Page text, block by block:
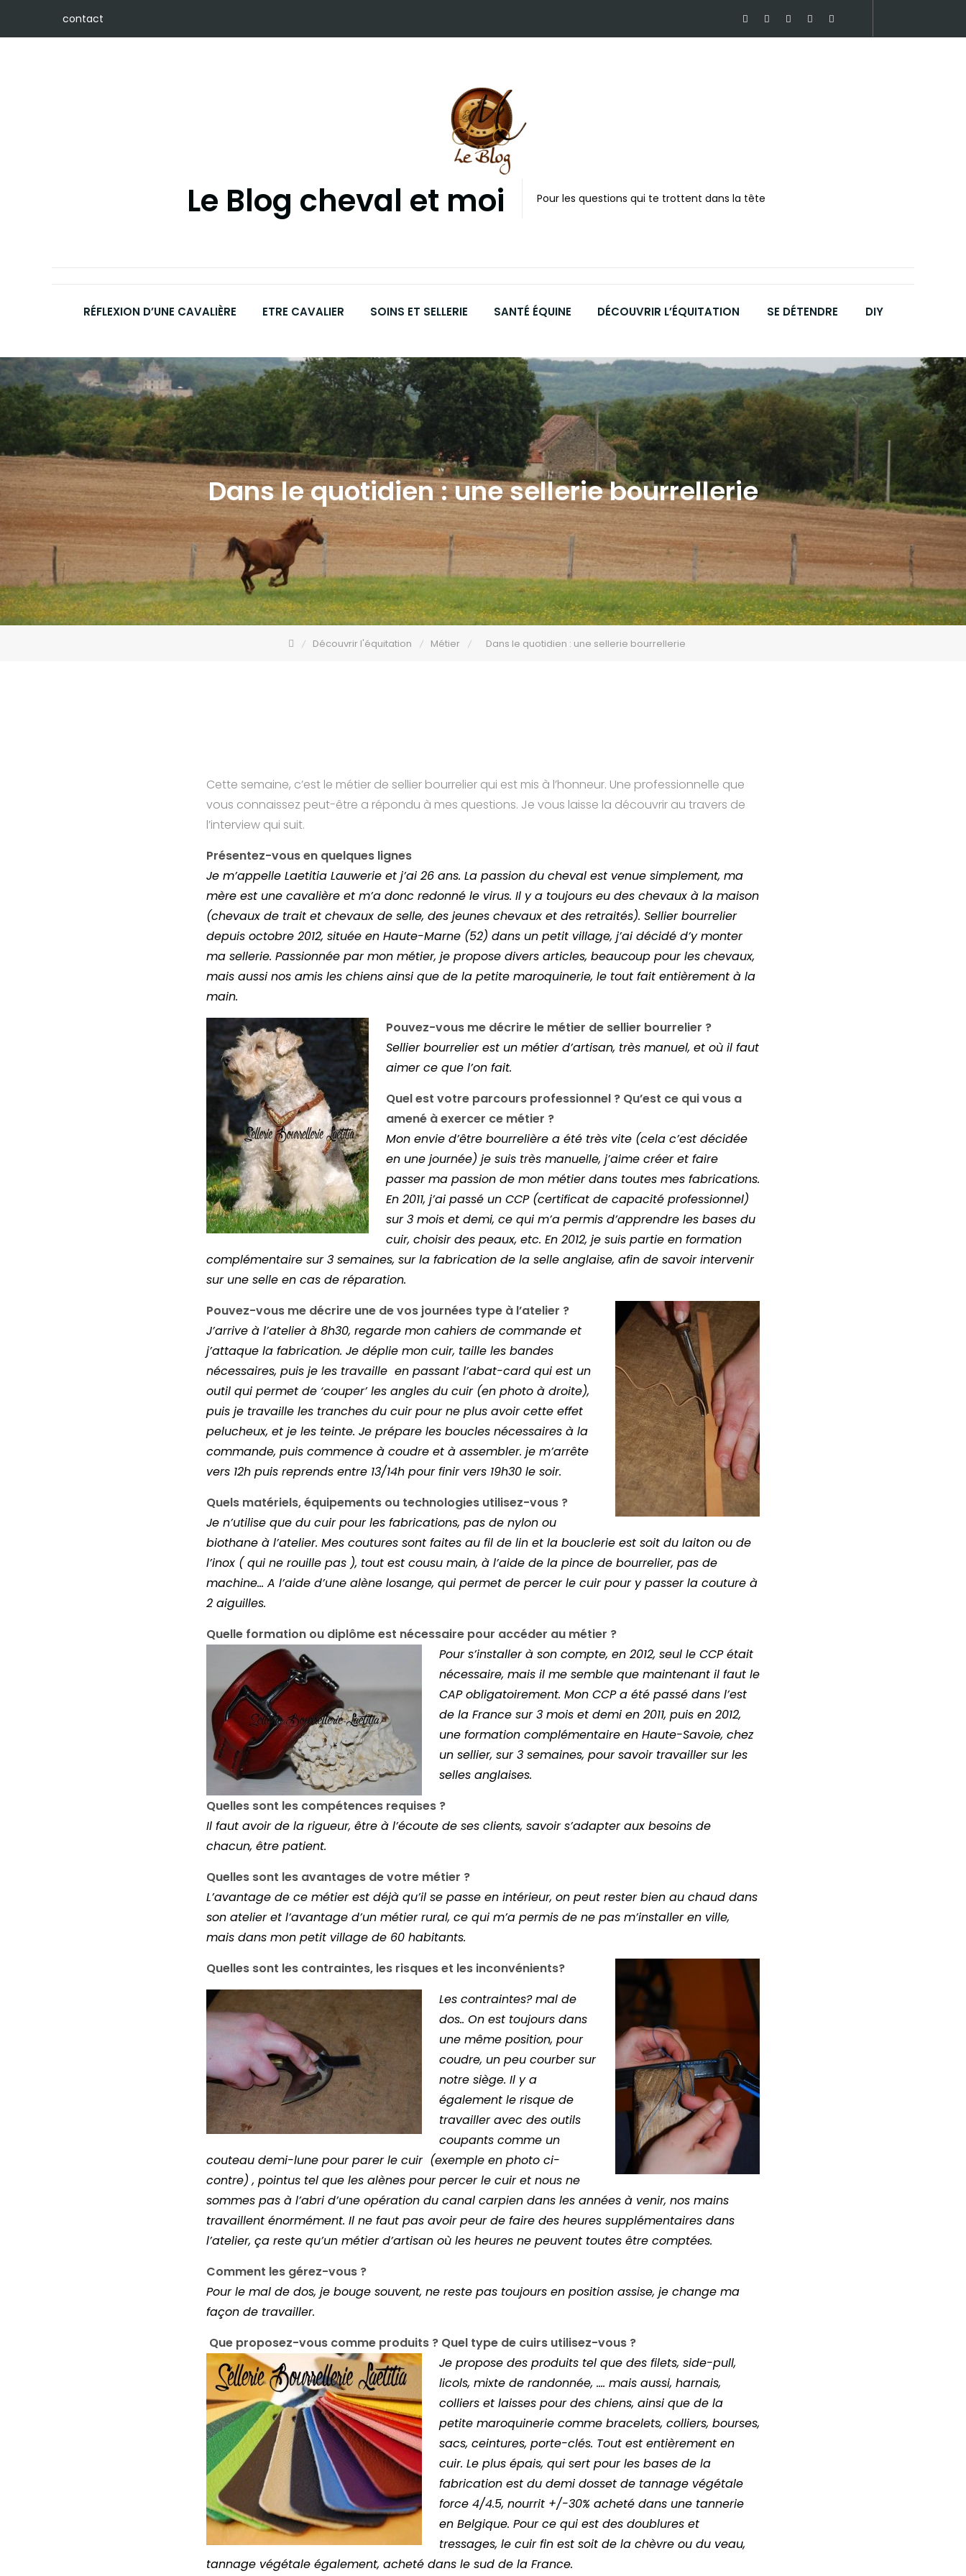
contact
Le Blog cheval et moi Pour les questions qui te trottent dans la tête
RÉFLEXION D’UNE CAVALIÈRE ETRE CAVALIER SOINS ET SELLERIE SANTÉ ÉQUINE DÉCOUVRIR L’ÉQUITATION SE DÉTENDRE DIY
Dans le quotidien : une sellerie bourrellerie
Découvrir l'équitation Métier Dans le quotidien : une sellerie bourrellerie
Cette semaine, c’est le métier de sellier bourrelier qui est mis à l’honneur. Une professionnelle que
vous connaissez peut-être a répondu à mes questions. Je vous laisse la découvrir au travers de
l’interview qui suit.
Présentez-vous en quelques lignes
Je m’appelle Laetitia Lauwerie et j’ai 26 ans. La passion du cheval est venue simplement, ma
mère est une cavalière et m’a donc redonné le virus. Il y a toujours eu des chevaux à la maison
(chevaux de trait et chevaux de selle, des jeunes chevaux et des retraités). Sellier bourrelier
depuis octobre 2012, située en Haute-Marne (52) dans un petit village, j’ai décidé d’y monter
ma sellerie. Passionnée par mon métier, je propose divers articles, beaucoup pour les chevaux,
mais aussi nos amis les chiens ainsi que de la petite maroquinerie, le tout fait entièrement à la
main.
Pouvez-vous me décrire le métier de sellier bourrelier ?
Sellier bourrelier est un métier d’artisan, très manuel, et où il faut
aimer ce que l’on fait.
Quel est votre parcours professionnel ? Qu’est ce qui vous a
amené à exercer ce métier ?
Mon envie d’être bourrelière a été très vite (cela c’est décidée
en une journée) je suis très manuelle, j’aime créer et faire
passer ma passion de mon métier dans toutes mes fabrications.
En 2011, j’ai passé un CCP (certificat de capacité professionnel)
sur 3 mois et demi, ce qui m’a permis d’apprendre les bases du
cuir, choisir des peaux, etc. En 2012, je suis partie en formation
complémentaire sur 3 semaines, sur la fabrication de la selle anglaise, afin de savoir intervenir
sur une selle en cas de réparation.
Pouvez-vous me décrire une de vos journées type à l’atelier ?
J’arrive à l’atelier à 8h30, regarde mon cahiers de commande et
j’attaque la fabrication. Je déplie mon cuir, taille les bandes
nécessaires, puis je les travaille en passant l’abat-card qui est un
outil qui permet de ‘couper’ les angles du cuir (en photo à droite),
puis je travaille les tranches du cuir pour ne plus avoir cette effet
pelucheux, et je les teinte. Je prépare les boucles nécessaires à la
commande, puis commence à coudre et à assembler. je m’arrête
vers 12h puis reprends entre 13/14h pour finir vers 19h30 le soir.
Quels matériels, équipements ou technologies utilisez-vous ?
Je n’utilise que du cuir pour les fabrications, pas de nylon ou
biothane à l’atelier. Mes coutures sont faites au fil de lin et la bouclerie est soit du laiton ou de
l’inox ( qui ne rouille pas ), tout est cousu main, à l’aide de la pince de bourrelier, pas de
machine… A l’aide d’une alène losange, qui permet de percer le cuir pour y passer la couture à
2 aiguilles.
Quelle formation ou diplôme est nécessaire pour accéder au métier ?
Pour s’installer à son compte, en 2012, seul le CCP était
nécessaire, mais il me semble que maintenant il faut le
CAP obligatoirement. Mon CCP a été passé dans l’est
de la France sur 3 mois et demi en 2011, puis en 2012,
une formation complémentaire en Haute-Savoie, chez
un sellier, sur 3 semaines, pour savoir travailler sur les
selles anglaises.
Quelles sont les compétences requises ?
Il faut avoir de la rigueur, être à l’écoute de ses clients, savoir s’adapter aux besoins de
chacun, être patient.
Quelles sont les avantages de votre métier ?
L’avantage de ce métier est déjà qu’il se passe en intérieur, on peut rester bien au chaud dans
son atelier et l’avantage d’un métier rural, ce qui m’a permis de ne pas m’installer en ville,
mais dans mon petit village de 60 habitants.
Quelles sont les contraintes, les risques et les inconvénients?
Les contraintes? mal de
dos.. On est toujours dans
une même position, pour
coudre, un peu courber sur
notre siège. Il y a
également le risque de
travailler avec des outils
coupants comme un
couteau demi-lune pourparer le cuir (exemple en photo ci-
contre) , pointus tel que les alènes pourpercer le cuir et nous ne
sommes pas à l’abri d’une opération du canal carpien dans les années à venir, nos mains
travaillent énormément. Il ne faut pas avoir peur de faire des heures supplémentaires dans
l’atelier, ça reste qu’un métier d’artisan où les heures ne peuvent toutes être comptées.
Comment les gérez-vous ?
Pour le mal de dos, je bouge souvent, ne reste pas toujours en position assise, je change ma
façon de travailler.
Que proposez-vous comme produits ? Quel type de cuirs utilisez-vous ?
Je propose des produits tel que des filets, side-pull,
licols, mixte de randonnée, …. mais aussi, harnais,
colliers et laisses pour des chiens, ainsi que de la
petite maroquinerie comme bracelets, colliers, bourses,
sacs, ceintures, porte-clés. Tout est entièrement en
cuir. Le plus épais, qui sert pour les bases de la
fabrication est du demi dosset de tannage végétale
force 4/4.5, nourrit +/-30% acheté dans une tannerie
en Belgique. Pour ce qui est des doublures et
tressages, le cuir fin est soit de la chèvre ou du veau,
tannage végétale également, acheté dans le sud de la France.